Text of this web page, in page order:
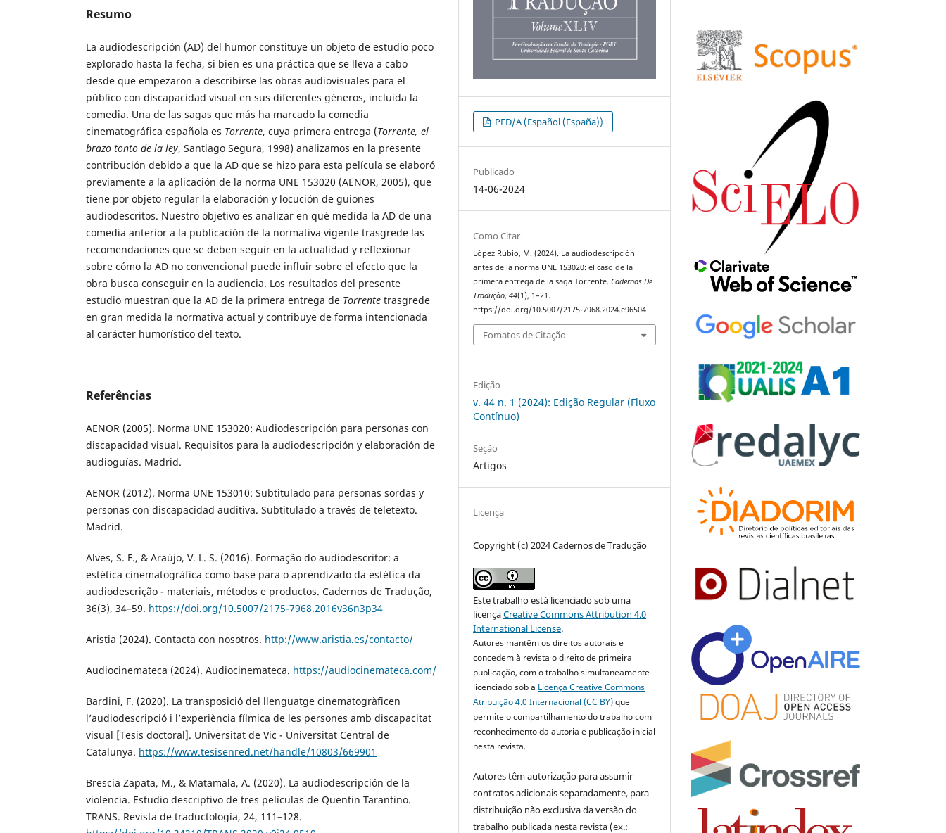
Resumo
La audiodescripción (AD) del humor constituye un objeto de estudio poco
explorado hasta la fecha, si bien es una práctica que se lleva a cabo
desde que empezaron a describirse las obras audiovisuales para el
público con discapacidad visual en sus diferentes géneros, incluida la
comedia. Una de las sagas que más ha marcado la comedia
cinematográfica española es Torrente, cuya primera entrega (Torrente, el
brazo tonto de la ley, Santiago Segura, 1998) analizamos en la presente
contribución debido a que la AD que se hizo para esta película se elaboró
previamente a la aplicación de la norma UNE 153020 (AENOR, 2005), que
tiene por objeto regular la elaboración y locución de guiones
audiodescritos. Nuestro objetivo es analizar en qué medida la AD de una
comedia anterior a la publicación de la normativa vigente trasgrede las
recomendaciones que se deben seguir en la actualidad y reflexionar
sobre cómo la AD no convencional puede influir sobre el efecto que la
obra busca conseguir en la audiencia. Los resultados del presente
estudio muestran que la AD de la primera entrega de Torrente trasgrede
en gran medida la normativa actual y contribuye de forma intencionada
al carácter humorístico del texto.
Referências
AENOR (2005). Norma UNE 153020: Audiodescripción para personas con
discapacidad visual. Requisitos para la audiodescripción y elaboración de
audioguías. Madrid.
AENOR (2012). Norma UNE 153010: Subtitulado para personas sordas y
personas con discapacidad auditiva. Subtitulado a través de teletexto.
Madrid.
Alves, S. F., & Araújo, V. L. S. (2016). Formação do audiodescritor: a
estética cinematográfica como base para o aprendizado da estética da
audiodescrição - materiais, métodos e productos. Cadernos de Tradução,
36(3), 34–59. https://doi.org/10.5007/2175-7968.2016v36n3p34
Aristia (2024). Contacta con nosotros. http://www.aristia.es/contacto/
Audiocinemateca (2024). Audiocinemateca. https://audiocinemateca.com/
Bardini, F. (2020). La transposició del llenguatge cinematogràficen
l’audiodescripció i l’experiència fílmica de les persones amb discapacitat
visual [Tesis doctoral]. Universitat de Vic - Universitat Central de
Catalunya. https://www.tesisenred.net/handle/10803/669901
Brescia Zapata, M., & Matamala, A. (2020). La audiodescripción de la
violencia. Estudio descriptivo de tres películas de Quentin Tarantino.
TRANS. Revista de traductología, 24, 111–128.
PFD/A (Español (España))
Publicado
14-06-2024
Como Citar
López Rubio, M. (2024). La audiodescripción
antes de la norma UNE 153020: el caso de la
primera entrega de la saga Torrente.Cadernos De
Tradução,44(1), 1–21.
https://doi.org/10.5007/2175-7968.2024.e96504
Fomatos de Citação
Edição
v. 44 n. 1 (2024): Edição Regular (Fluxo
Contínuo)
Seção
Artigos
Licença
Copyright (c) 2024 Cadernos de Tradução
Este trabalho está licenciado sob uma
licençaCreative Commons Attribution 4.0
International License.
Autores mantêm os direitos autorais e
concedem à revista o direito de primeira
publicação, com o trabalho simultaneamente
licenciado sob a Licença Creative Commons
Atribuição 4.0 Internacional (CC BY)que
permite o compartilhamento do trabalho com
reconhecimento da autoria e publicação inicial
nesta revista.
Autores têm autorização para assumir
contratos adicionais separadamente, para
distribuição não exclusiva da versão do
trabalho publicada nesta revista (ex.: